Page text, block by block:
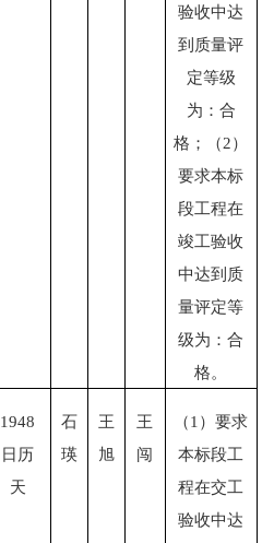
验收中达
到质量评
定等级
为：合
格；（2）
要求本标
段工程在
竣工验收
中达到质
量评定等
级为：合
格。
1948
日历
天
石
瑛
王
旭
王
闯
（1）要求
本标段工
程在交工
验收中达